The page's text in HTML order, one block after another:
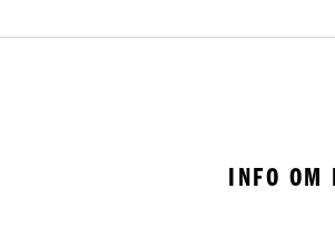
INFO OM